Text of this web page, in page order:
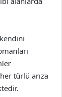
türlü arıza